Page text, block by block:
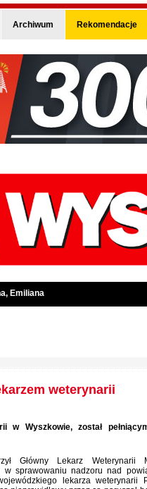
Archiwum Rekomendacje
Emiliana
weterynarii
w Wyszkowie, został
Główny Lekarz
w sprawowaniu nadzoru nad
lekarza weterynarii